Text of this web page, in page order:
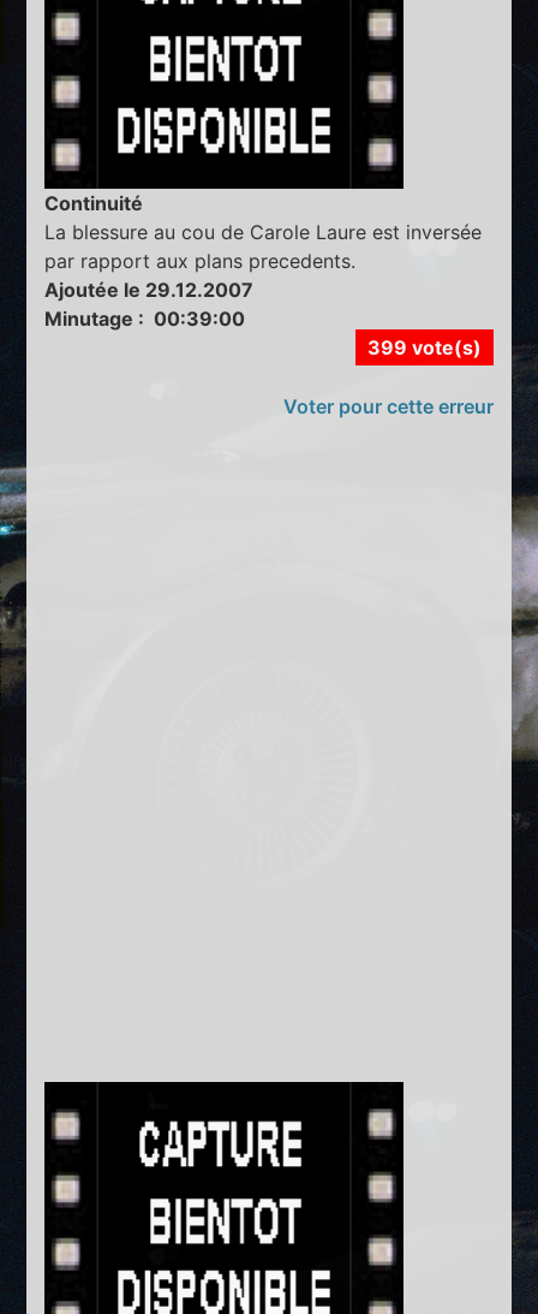
Continuité
La blessure au cou de Carole Laure est inversée
par rapport aux plans precedents.
Ajoutée le 29.12.2007
Minutage : 00:39:00
399 vote(s)
Voter pour cette erreur